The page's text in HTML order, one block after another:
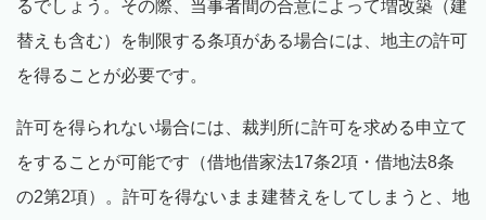
るでしょう。その際、当事者間の合意によって増改築（建
替えも含む）を制限する条項がある場合には、地主の許可
を得ることが必要です。
許可を得られない場合には、裁判所に許可を求める申立て
をすることが可能です（借地借家法17条2項・借地法8条
の2第2項）。許可を得ないまま建替えをしてしまうと、地